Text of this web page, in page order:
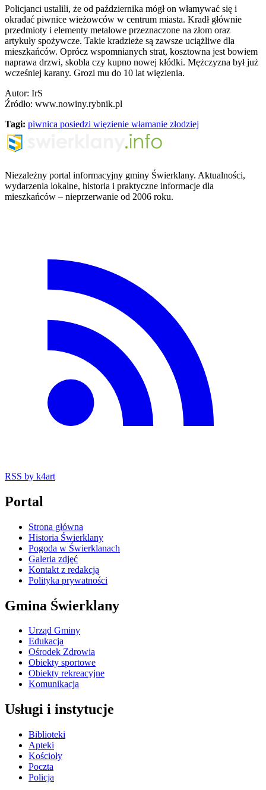
Policjanci ustalili, że od października mógł on włamywać się i
okradać piwnice wieżowców w centrum miasta. Kradł głównie
przedmioty i elementy metalowe przeznaczone na złom oraz
artykuły spożywcze. Takie kradzieże są zawsze uciążliwe dla
mieszkańców. Oprócz wspomnianych strat, kosztowna jest bowiem
naprawa drzwi, skobla czy kupno nowej kłódki. Mężczyzna był już
wcześniej karany. Grozi mu do 10 lat więzienia.
Autor: IrS
Źródło: www.nowiny.rybnik.pl
Tagi: piwnica posiedzi więzienie włamanie złodziej
Niezależny portal informacyjny gminy Świerklany. Aktualności,
wydarzenia lokalne, historia i praktyczne informacje dla
mieszkańców – nieprzerwanie od 2006 roku.
RSS by k4art
Portal
Strona główna
Historia Świerklany
Pogoda w Świerklanach
Galeria zdjęć
Kontakt z redakcją
Polityka prywatności
Gmina Świerklany
Urząd Gminy
Edukacja
Ośrodek Zdrowia
Obiekty sportowe
Obiekty rekreacyjne
Komunikacja
Usługi i instytucje
Biblioteki
Apteki
Kościoły
Poczta
Policja